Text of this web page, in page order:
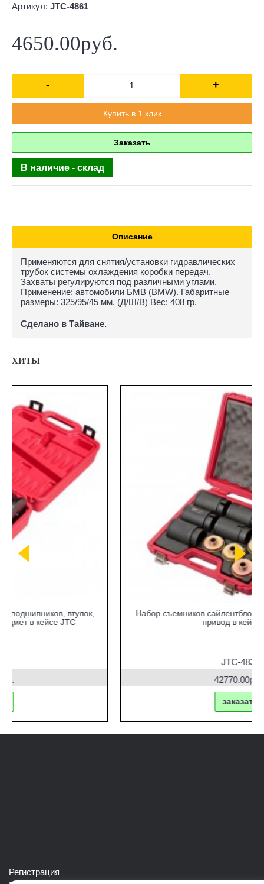
Артикул: JTC-4861
4650.00руб.
- +
Купить в 1 клик
Заказать
В наличие - склад
Описание
Применяются для снятия/установки гидравлических
трубок системы охлаждения коробки передач.
Захваты регулируются под различными углами.
Применение: автомобили БМВ (BMW). Габаритные
размеры: 325/95/45 мм. (Д/Ш/В) Вес: 408 гр.
Сделано в Тайване.
ХИТЫ
Набор съемников сайлентблоков под гидравлический
Регистрация